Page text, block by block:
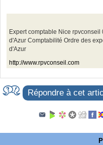
Expert comptable Nice
d'Azur Comptabilité Ordre des
d'Azur
http://www.rpvconseil.com
Répondre à cet